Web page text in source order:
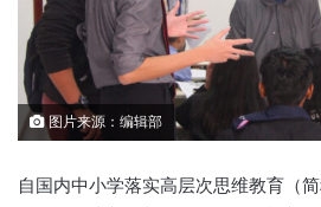
图片来源：编辑部
自国内中小学落实高层次思维教育（